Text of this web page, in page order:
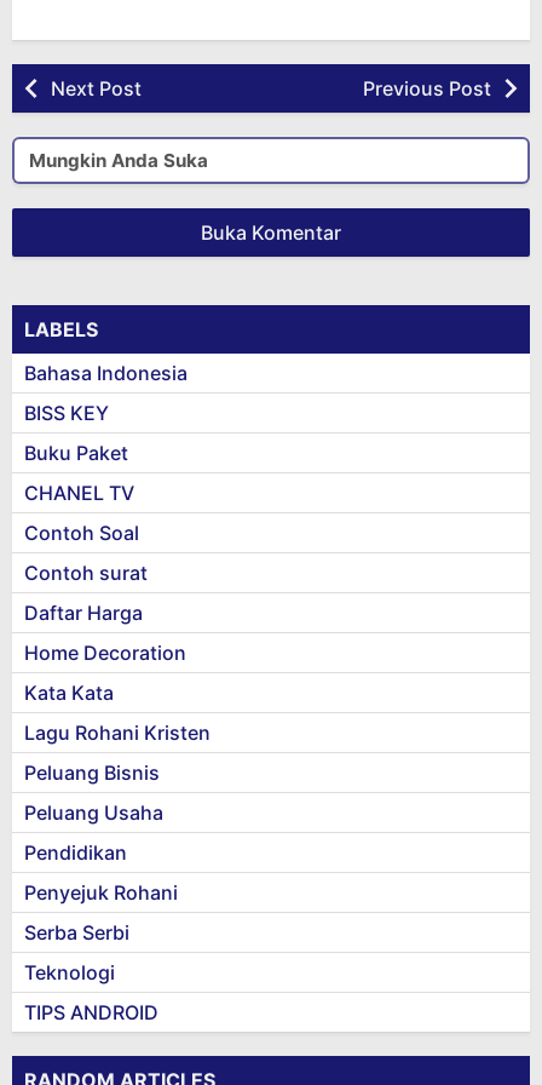
Next Post Previous Post
Mungkin Anda Suka
Buka Komentar
LABELS
Bahasa Indonesia
BISS KEY
Buku Paket
CHANEL TV
Contoh Soal
Contoh surat
Daftar Harga
Home Decoration
Kata Kata
Lagu Rohani Kristen
Peluang Bisnis
Peluang Usaha
Pendidikan
Penyejuk Rohani
Serba Serbi
Teknologi
TIPS ANDROID
RANDOM ARTICLES